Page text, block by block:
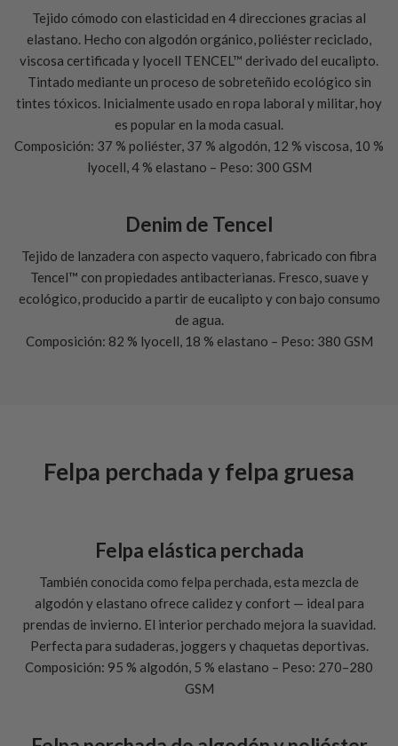
Tejido cómodo con elasticidad en 4 direcciones gracias al
elastano. Hecho con algodón orgánico, poliéster reciclado,
viscosa certificada y lyocell TENCEL™ derivado del eucalipto.
Tintado mediante un proceso de sobreteñido ecológico sin
tintes tóxicos. Inicialmente usado en ropa laboral y militar, hoy
es popular en la moda casual.
Composición: 37 % poliéster, 37 % algodón, 12 % viscosa, 10 %
lyocell, 4 % elastano – Peso: 300 GSM
Denim de Tencel
Tejido de lanzadera con aspecto vaquero, fabricado con fibra
Tencel™ con propiedades antibacterianas. Fresco, suave y
ecológico, producido a partir de eucalipto y con bajo consumo
de agua.
Composición: 82 % lyocell, 18 % elastano – Peso: 380 GSM
Felpa perchada y felpa gruesa
Felpa elástica perchada
También conocida como felpa perchada, esta mezcla de
algodón y elastano ofrece calidez y confort — ideal para
prendas de invierno. El interior perchado mejora la suavidad.
Perfecta para sudaderas, joggers y chaquetas deportivas.
Composición: 95 % algodón, 5 % elastano – Peso: 270–280
GSM